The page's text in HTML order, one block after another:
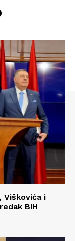
Viškovića i
BiH